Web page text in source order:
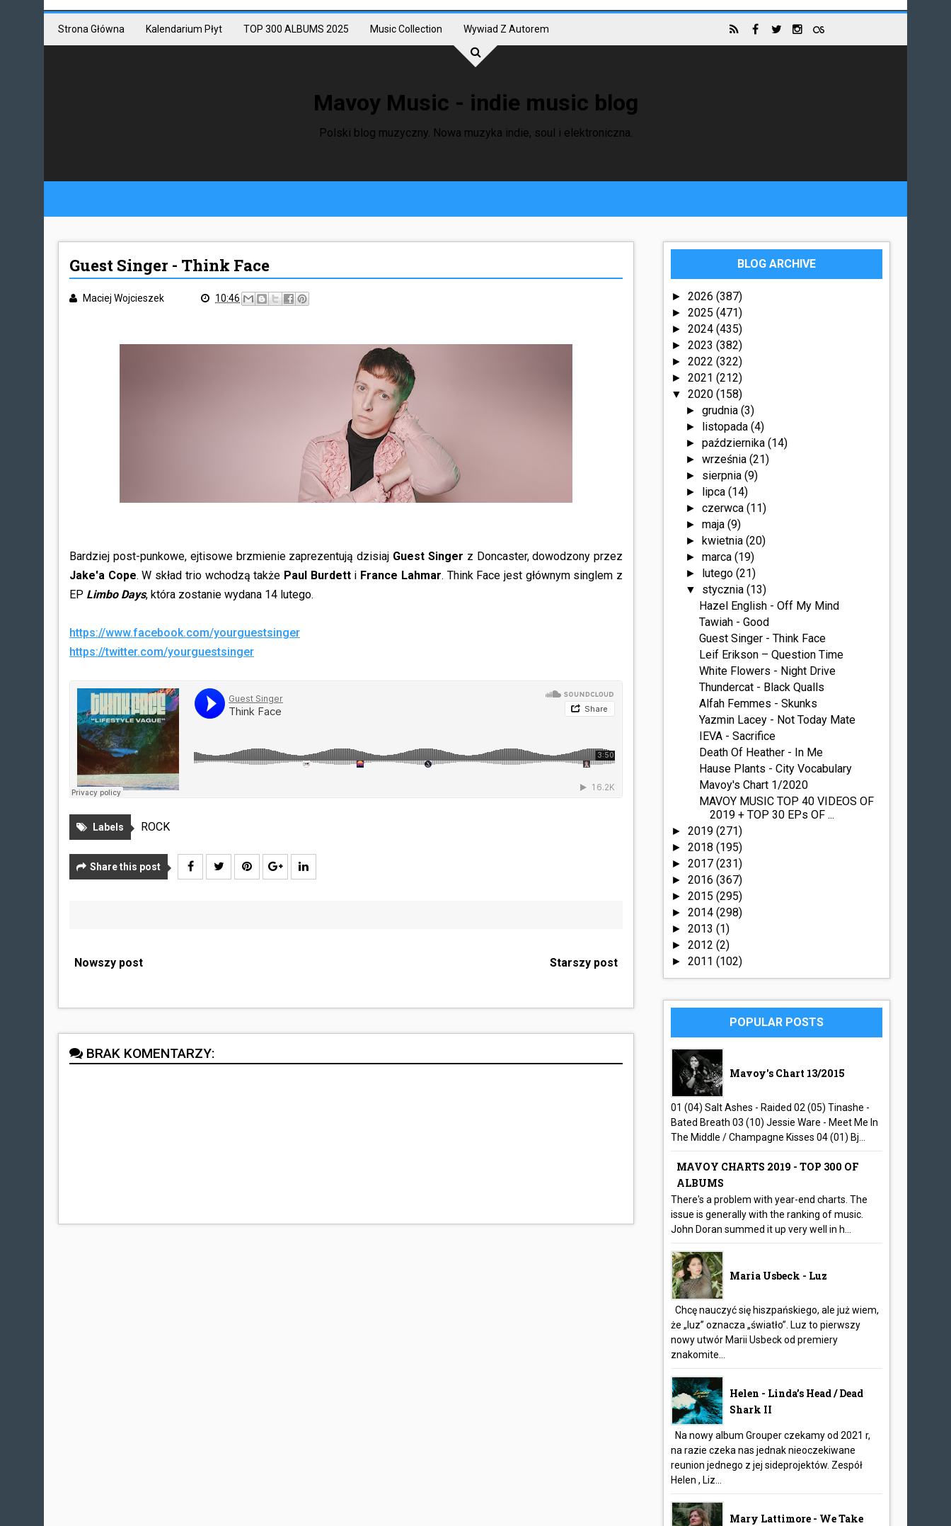
Strona Główna Kalendarium Płyt TOP 300 ALBUMS 2025 Music Collection Wywiad Z Autorem
Mavoy Music - indie music blog
Polski blog muzyczny. Nowa muzyka indie, soul i elektroniczna.
Guest Singer - Think Face
Maciej Wojcieszek 10:46
Bardziej post-punkowe, ejtisowe brzmienie zaprezentują dzisiaj Guest Singer z Doncaster, dowodzony przez
Jake'a Cope. W skład trio wchodzą także Paul Burdetti France Lahmar. Think Face jest głównym singlem z
EP Limbo Days, która zostanie wydana 14 lutego.
https://www.facebook.com/yourguestsinger
https://twitter.com/yourguestsinger
Labels ROCK
Share this post
Nowszy post Starszy post
BRAK KOMENTARZY:
BLOG ARCHIVE
►2026(387)
►2025(471)
►2024(435)
►2023(382)
►2022(322)
►2021(212)
▼2020(158)
► grudnia (3)
► listopada (4)
► października (14)
► września (21)
► sierpnia (9)
► lipca (14)
► czerwca (11)
► maja (9)
► kwietnia (20)
► marca (19)
► lutego (21)
▼ stycznia (13)
Hazel English - Off My Mind
Tawiah - Good
Guest Singer - Think Face
Leif Erikson – Question Time
White Flowers - Night Drive
Thundercat - Black Qualls
Alfah Femmes - Skunks
Yazmin Lacey - Not Today Mate
IEVA - Sacrifice
Death Of Heather - In Me
Hause Plants - City Vocabulary
Mavoy's Chart 1/2020
MAVOY MUSIC TOP 40 VIDEOS OF
2019 + TOP 30 EPs OF ...
►2019(271)
►2018(195)
►2017(231)
►2016(367)
►2015(295)
►2014(298)
►2013(1)
►2012(2)
►2011(102)
POPULAR POSTS
Mavoy's Chart 13/2015
01 (04) Salt Ashes - Raided 02 (05) Tinashe -
Bated Breath 03 (10) Jessie Ware - Meet Me In
The Middle / Champagne Kisses 04 (01) Bj...
MAVOY CHARTS 2019 - TOP 300 OF
ALBUMS
There's a problem with year-end charts. The
issue is generally with the ranking of music.
John Doran summed it up very well in h...
Maria Usbeck - Luz
Chcę nauczyć się hiszpańskiego, ale już wiem,
że „luz” oznacza „światło”. Luz to pierwszy
nowy utwór Marii Usbeck od premiery
znakomite...
Helen - Linda’s Head / Dead
Shark II
Na nowy album Grouper czekamy od 2021 r,
na razie czeka nas jednak nieoczekiwane
reunion jednego z jej sideprojektów. Zespół
Helen , Liz...
Mary Lattimore - We Take